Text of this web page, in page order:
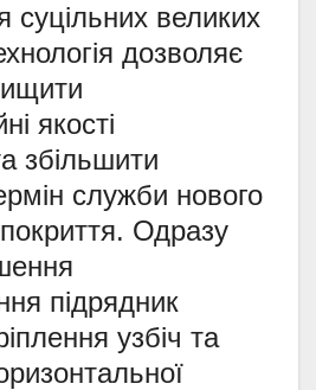
суцільних великих
дозволяє
якості
збільшити
служби нового
Одразу
підрядник
узбіч та